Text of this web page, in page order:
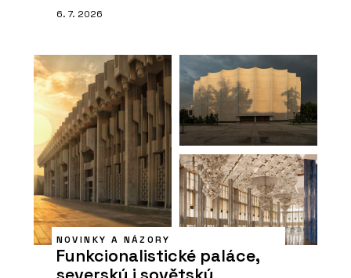
6. 7. 2026
NOVINKY A NÁZORY
Funkcionalistické paláce,